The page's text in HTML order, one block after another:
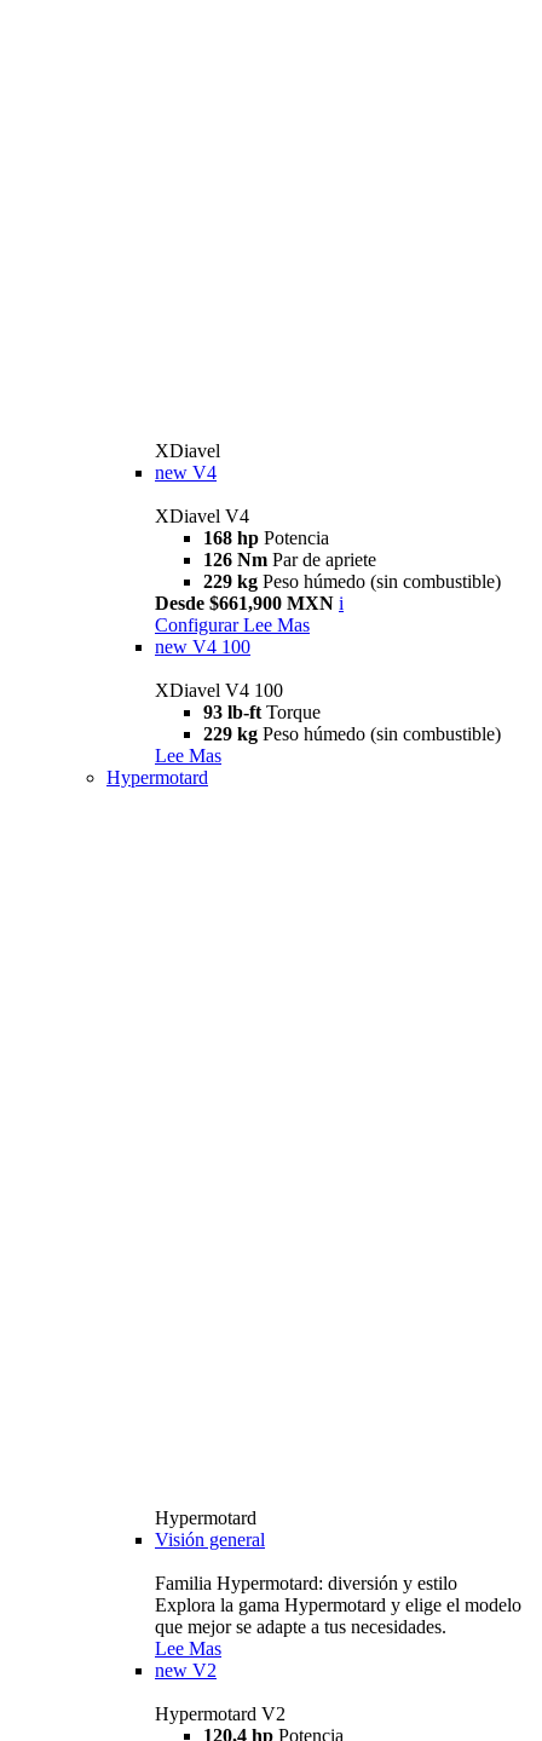
XDiavel
new V4
XDiavel V4
168 hp Potencia
126 Nm Par de apriete
229 kg Peso húmedo (sin combustible)
Desde $661,900 MXN i
Configurar Lee Mas
new V4 100
XDiavel V4 100
93 lb-ft Torque
229 kg Peso húmedo (sin combustible)
Lee Mas
Hypermotard
Hypermotard
Visión general
Familia Hypermotard: diversión y estilo
Explora la gama Hypermotard y elige el modelo
que mejor se adapte a tus necesidades.
Lee Mas
new V2
Hypermotard V2
120,4 hp Potencia